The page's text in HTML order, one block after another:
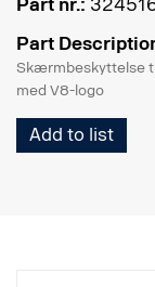
Part nr.:
Part
Skærmbeskyttelse
med V8-logo
Add to list